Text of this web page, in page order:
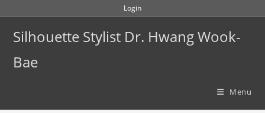
content
Login
Silhouette Stylist Dr. Hwang Wook-
Bae
Menu